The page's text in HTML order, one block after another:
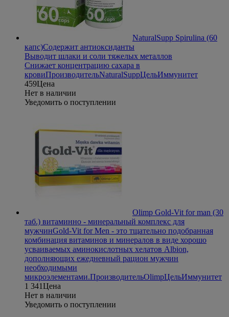
NaturalSupp Spirulina (60
капс)Содержит антиоксиданты
Выводит шлаки и соли тяжелых металлов
Снижает концентрацию сахара в
кровиПроизводительNaturalSuppЦельИммунитет
459Цена
Нет в наличии
Уведомить о поступлении
Olimp Gold-Vit for man (30
таб.) витаминно - минеральный комплекс для
мужчинGold-Vit for Men - это тщательно подобранная
комбинация витаминов и минералов в виде хорошо
усваиваемых аминокислотных хелатов Albion,
дополняющих ежедневный рацион мужчин
необходимыми
микроэлементами.ПроизводительOlimpЦельИммунитет
1 341Цена
Нет в наличии
Уведомить о поступлении